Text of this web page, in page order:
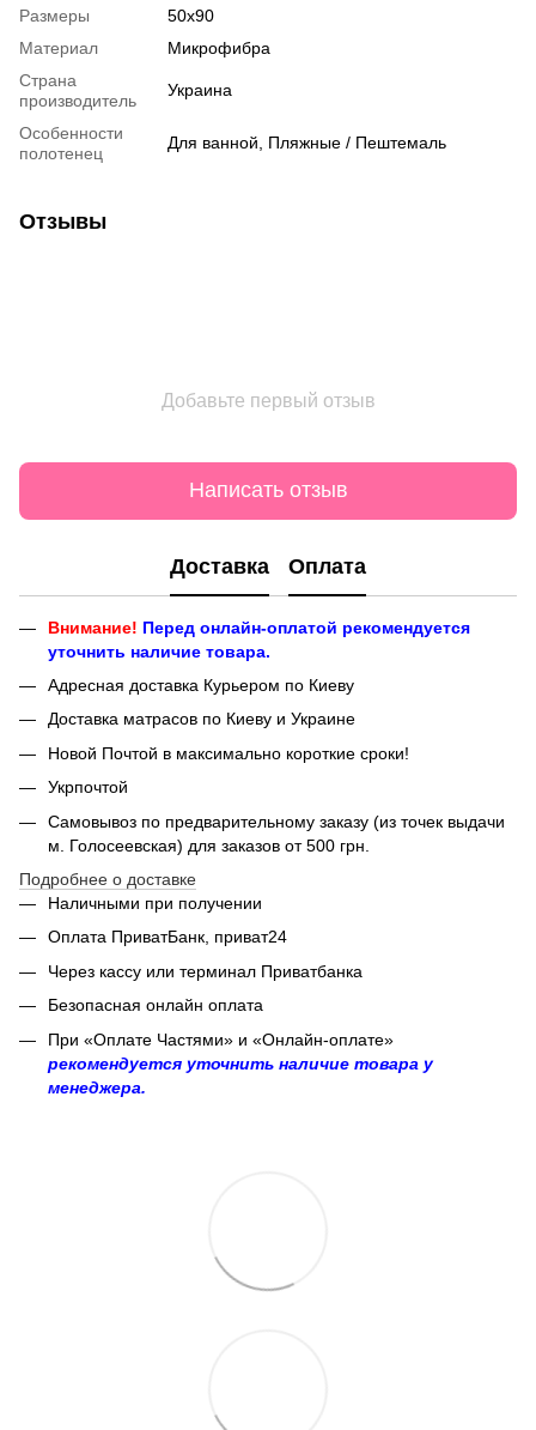
Размеры
50х90
Материал
Микрофибра
Страна
производитель
Украина
Особенности
полотенец
Для ванной, Пляжные / Пештемаль
Отзывы
Добавьте первый отзыв
Написать отзыв
Доставка Оплата
Внимание! Перед онлайн-оплатой рекомендуется
уточнить наличие товара.
Адресная доставка Курьером по Киеву
Доставка матрасов по Киеву и Украине
Новой Почтой в максимально короткие сроки!
Укрпочтой
Самовывоз по предварительному заказу (из точек выдачи
м. Голосеевская) для заказов от 500 грн.
Подробнее о доставке
Наличными при получении
Оплата ПриватБанк, приват24
Через кассу или терминал Приватбанка
Безопасная онлайн оплата
При «Оплате Частями» и «Онлайн-оплате»
рекомендуется уточнить наличие товара у
менеджера.